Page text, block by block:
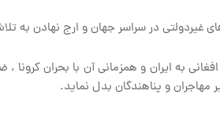
غیردولتی در سراسر جهان و ارج نهادن
به ایران و همزمانی آن با بحران
و پناهندگان بدل نماید.